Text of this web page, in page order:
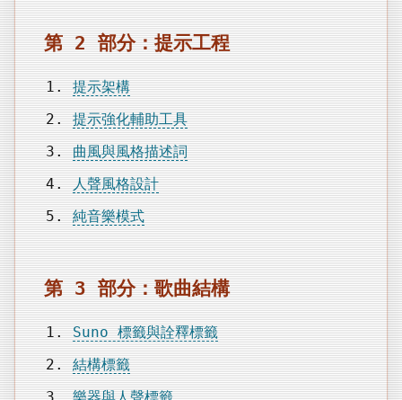
第 2 部分：提示工程
提示架構
提示強化輔助工具
曲風與風格描述詞
人聲風格設計
純音樂模式
第 3 部分：歌曲結構
Suno 標籤與詮釋標籤
結構標籤